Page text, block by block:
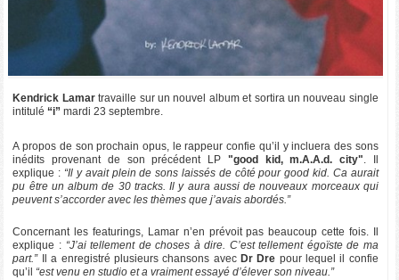
Kendrick Lamartravaille sur un nouvel album et sortira un nouveau single
intitulé “i” mardi 23 septembre.
A propos de son prochain opus, le rappeur confie qu’il y incluera des sons
inédits provenant de son précédent LP "good kid, m.A.A.d. city". Il
explique : “Il y avait plein de sons laissés de côté pour good kid. Ca aurait
pu être un album de 30 tracks. Il y aura aussi de nouveaux morceaux qui
peuvent s’accorder avec les thèmes que j’avais abordés.”
Concernant les featurings, Lamar n’en prévoit pas beaucoup cette fois. Il
explique : “J’ai tellement de choses à dire. C’est tellement égoïste de ma
part.”Il a enregistré plusieurs chansons avecDr Dre pour lequel il confie
qu’il “est venu en studio et a vraiment essayé d’élever son niveau.”